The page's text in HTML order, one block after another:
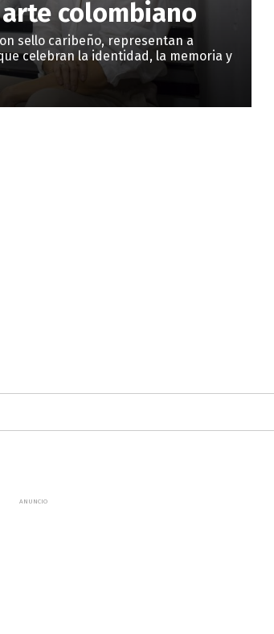
colombiano
sello caribeño, representan a
celebran la identidad, la memoria y